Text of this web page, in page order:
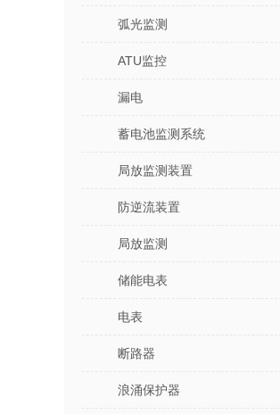
弧光监测
ATU监控
漏电
蓄电池监测系统
局放监测装置
防逆流装置
局放监测
储能电表
电表
断路器
浪涌保护器